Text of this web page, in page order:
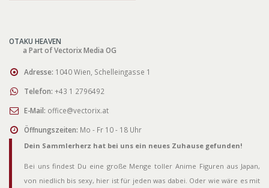
OTAKU HEAVEN
a Part of Vectorix Media OG
Adresse: 1040 Wien, Schelleingasse 1
Telefon: +43 1 2796492
E-Mail: office@vectorix.at
Öffnungszeiten: Mo - Fr 10 - 18 Uhr
Dein Sammlerherz hat bei uns ein neues Zuhause gefunden!
Bei uns findest Du eine große Menge toller Anime Figuren aus Japan,
von niedlich bis sexy, hier ist für jeden was dabei. Oder wie wäre es mit